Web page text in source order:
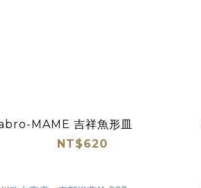
MAME 吉祥魚形皿
NT$620